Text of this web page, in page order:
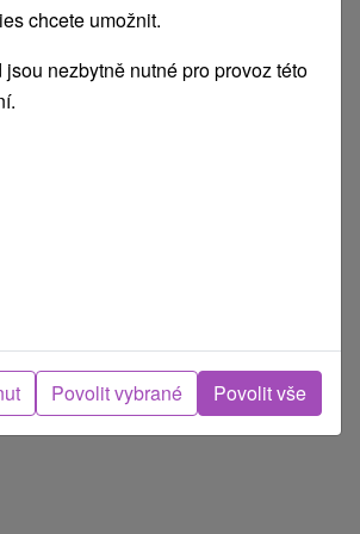
chcete umožnit.
nezbytně nutné pro provoz této
Povolit vybrané Povolit vše